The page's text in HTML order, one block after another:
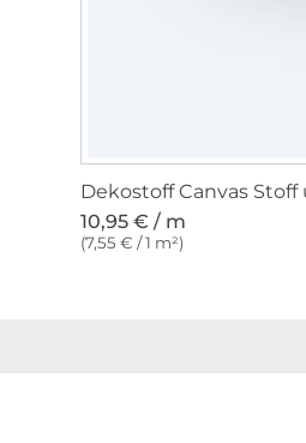
Dekostoff Canvas Stoff
10,95 € / m
(7,55 € / 1 m²)